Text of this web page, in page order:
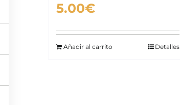
5.00€
Añadir al carrito Detalles